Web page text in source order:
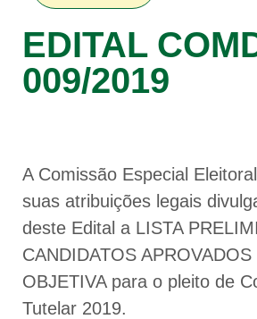
EDITAL
009/2019
A Comissão Especial
suas atribuições legais
deste Edital a LISTA
CANDIDATOS APROVADOS
OBJETIVA para o pleito de
Tutelar 2019.